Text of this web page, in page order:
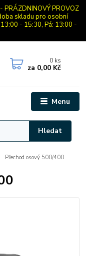
PRÁZDNINOVÝ PROVOZ
skladu pro osobní
- 15:30, Pá: 13:00 -
Menu
Hledat
0 ks
za 0,00 Kč
Přechod osový 500/400